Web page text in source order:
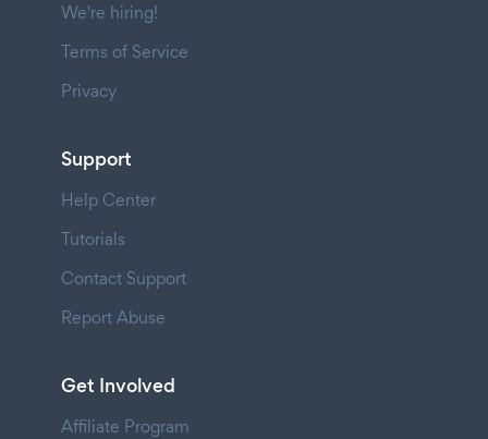
We're hiring!
Terms of Service
Privacy
Support
Help Center
Tutorials
Contact Support
Report Abuse
Get Involved
Affiliate Program